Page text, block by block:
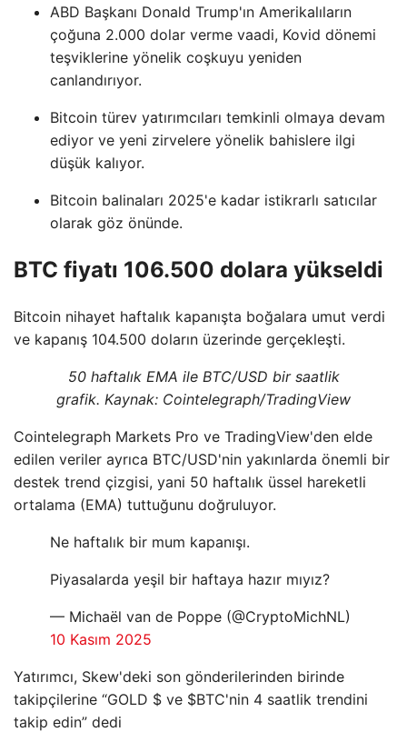
ABD Başkanı Donald Trump'ın Amerikalıların
çoğuna 2.000 dolar verme vaadi, Kovid dönemi
teşviklerine yönelik coşkuyu yeniden
canlandırıyor.
Bitcoin türev yatırımcıları temkinli olmaya devam
ediyor ve yeni zirvelere yönelik bahislere ilgi
düşük kalıyor.
Bitcoin balinaları 2025'e kadar istikrarlı satıcılar
olarak göz önünde.
BTC fiyatı 106.500 dolara yükseldi
Bitcoin nihayet haftalık kapanışta boğalara umut verdi
ve kapanış 104.500 doların üzerinde gerçekleşti.
50 haftalık EMA ile BTC/USD bir saatlik
grafik. Kaynak: Cointelegraph/TradingView
Cointelegraph Markets Pro ve TradingView'den elde
edilen veriler ayrıca BTC/USD'nin yakınlarda önemli bir
destek trend çizgisi, yani 50 haftalık üssel hareketli
ortalama (EMA) tuttuğunu doğruluyor.
Ne haftalık bir mum kapanışı.
Piyasalarda yeşil bir haftaya hazır mıyız?
— Michaël van de Poppe (@CryptoMichNL)
10 Kasım 2025
Yatırımcı, Skew'deki son gönderilerinden birinde
takipçilerine “GOLD $ ve $BTC'nin 4 saatlik trendini
takip edin” dedi